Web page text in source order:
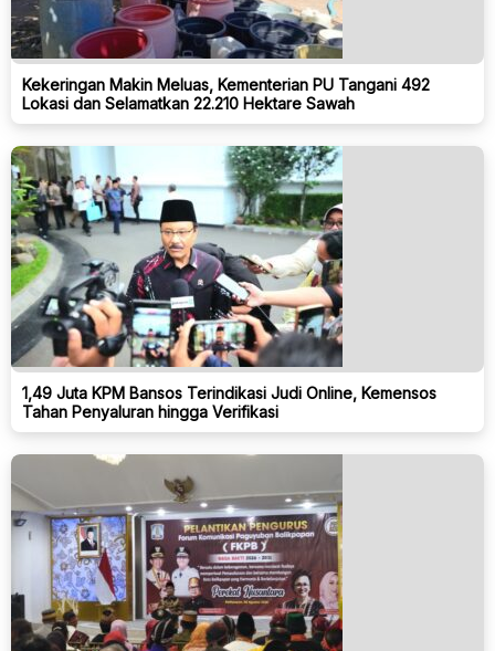
Kekeringan Makin Meluas, Kementerian PU Tangani 492
Lokasi dan Selamatkan 22.210 Hektare Sawah
1,49 Juta KPM Bansos Terindikasi Judi Online, Kemensos
Tahan Penyaluran hingga Verifikasi